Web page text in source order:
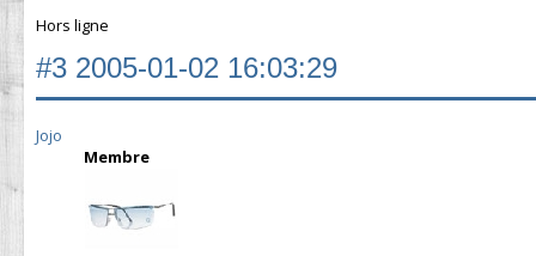
Hors ligne
#3 2005-01-02 16:03:29
Jojo
Membre